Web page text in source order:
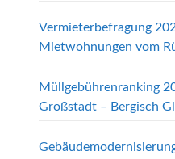
Vermieterbefragung
Mietwohnungen vom
Müllgebührenranking
Großstadt – Bergisch